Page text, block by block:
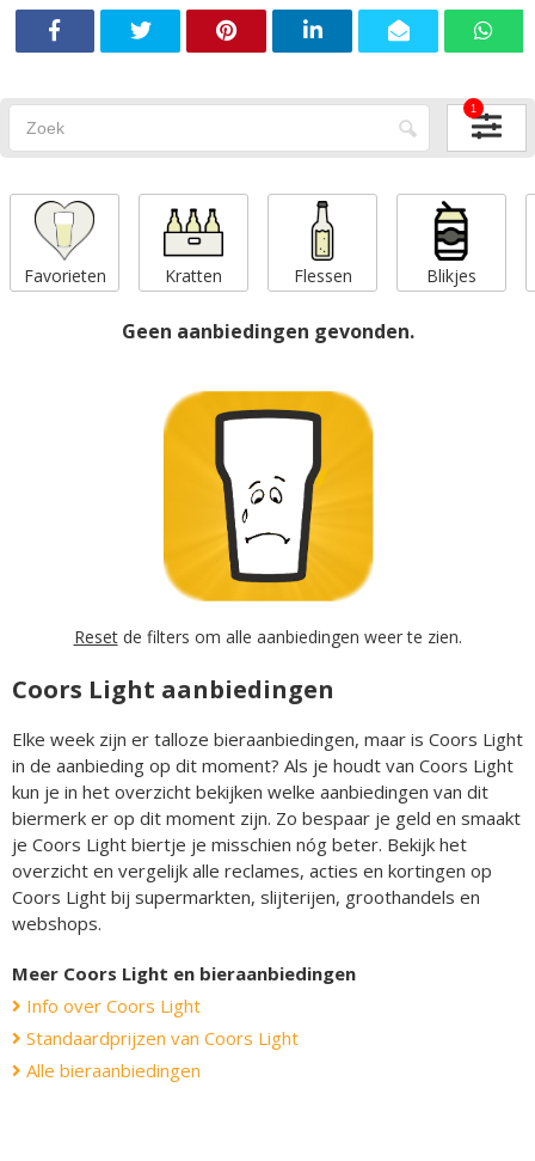
1
Favorieten Kratten Flessen Blikjes
Geen aanbiedingen gevonden.
Resetde filters om alle aanbiedingen weer te zien.
Coors Light aanbiedingen
Elke week zijn er talloze bieraanbiedingen, maar is Coors Light
in de aanbieding op dit moment? Als je houdt van Coors Light
kun je in het overzicht bekijken welke aanbiedingen van dit
biermerk er op dit moment zijn. Zo bespaar je geld en smaakt
je Coors Light biertje je misschien nóg beter. Bekijk het
overzicht en vergelijk alle reclames, acties en kortingen op
Coors Light bij supermarkten, slijterijen, groothandels en
webshops.
Meer Coors Light en bieraanbiedingen
Info over Coors Light
Standaardprijzen van Coors Light
Alle bieraanbiedingen